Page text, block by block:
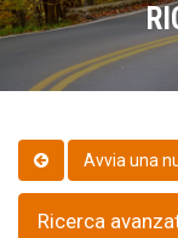
Ricerca